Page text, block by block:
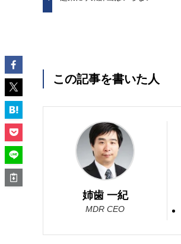
この記事を書いた人
姉歯 一紀
MDR CEO